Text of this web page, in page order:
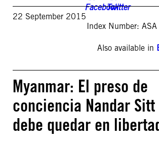
22 September 2015
Index Number:
Also available in
Myanmar: El preso de
conciencia Nandar Sitt
debe quedar en